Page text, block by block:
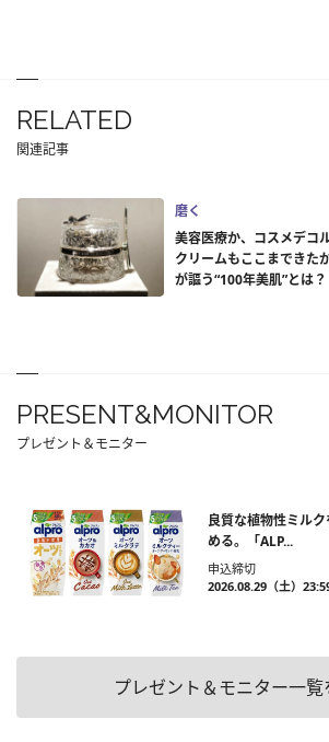
RELATED
関連記事
磨く
美容医療か、コスメデコ
クリームもここまでき
が謳う“100年美肌”とは？
PRESENT&MONITOR
プレゼント＆モニター
良質な植物性ミル
める。「ALP...
申込締切
2026.08.29（土）
プレゼント＆モニター一覧